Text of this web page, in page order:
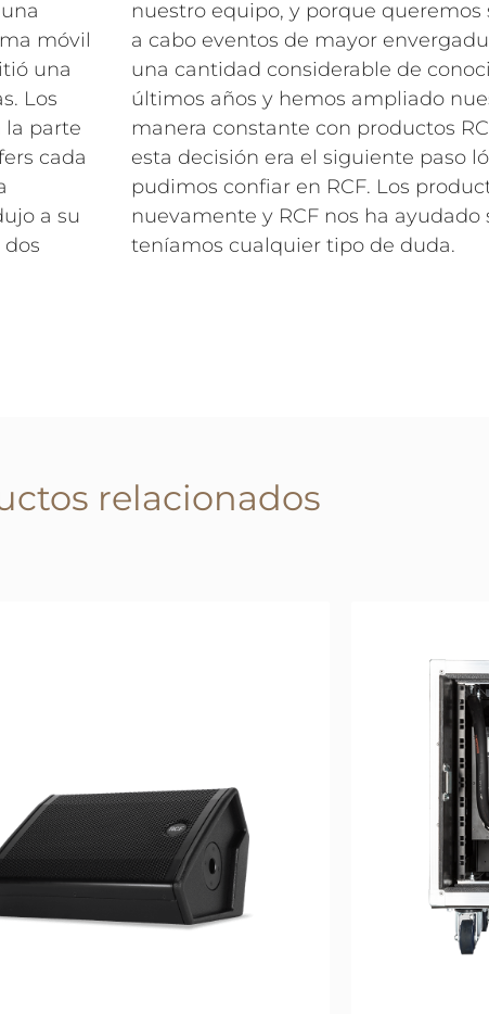
móvil
una
Los
la parte
cada
a su
nuestro equipo, y porque queremos
a cabo eventos de mayor
una cantidad considerable de
últimos años y hemos ampliado
manera constante con productos
esta decisión era el siguiente paso
pudimos confiar en RCF. Los
nuevamente y RCF nos ha
teníamos cualquier tipo de duda.
relacionados